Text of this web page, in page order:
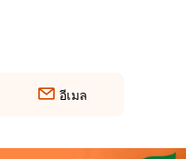
อีเมล